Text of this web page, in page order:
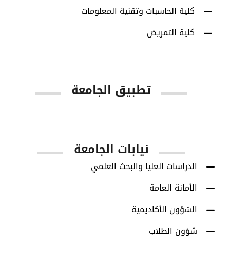
كلية الحاسبات وتقنية المعلومات
كلية التمريض
تطبيق الجامعة
نيابات الجامعة
الدراسات العليا والبحث العلمي
الأمانة العامة
الشؤون الأكاديمية
شؤون الطلاب